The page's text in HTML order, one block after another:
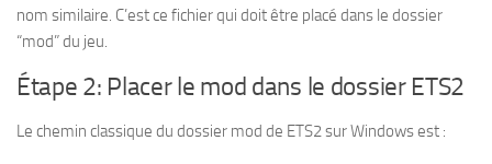
nom similaire. C’est ce fichier qui doit être placé dans le dossier
“mod” du jeu.
Étape 2: Placer le mod dans le dossier ETS2
Le chemin classique du dossier mod de ETS2 sur Windows est :